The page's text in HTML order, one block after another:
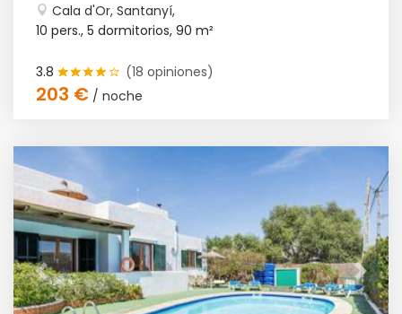
Cala d'Or, Santanyí,
10 pers., 5 dormitorios, 90 m²
3.8 (18 opiniones)
203 € / noche